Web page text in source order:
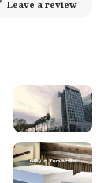
Leave a review